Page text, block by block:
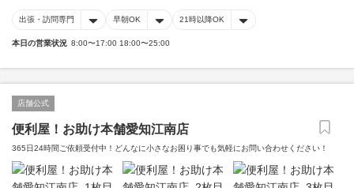
出張・訪問専門 早朝OK 21時以降OK
本日の営業状況 8:00〜17:00 18:00〜25:00
店舗公式
便利屋！お助け本舗愛知江南店
365日24時間ご依頼受付中！どんなに小さなお困り事でも気軽にお問い合わせください！